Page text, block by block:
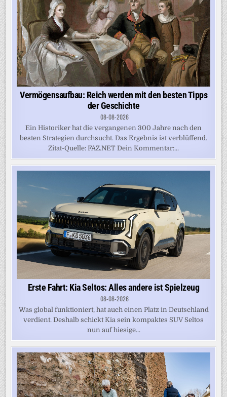
Vermögensaufbau: Reich werden mit den besten Tipps
der Geschichte
08-08-2026
Ein Historiker hat die vergangenen 300 Jahre nach den
besten Strategien durchsucht. Das Ergebnis ist verblüffend.
Zitat-Quelle: FAZ.NET Dein Kommentar:...
Erste Fahrt: Kia Seltos: Alles andere ist Spielzeug
08-08-2026
Was global funktioniert, hat auch einen Platz in Deutschland
verdient. Deshalb schickt Kia sein kompaktes SUV Seltos
nun auf hiesige...